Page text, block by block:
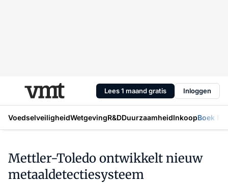
Lees 1 maand gratis Inloggen
VoedselveiligheidWetgevingR&DDuurzaamheidInkoopBoek
Mettler-Toledo ontwikkelt nieuw
metaaldetectiesysteem